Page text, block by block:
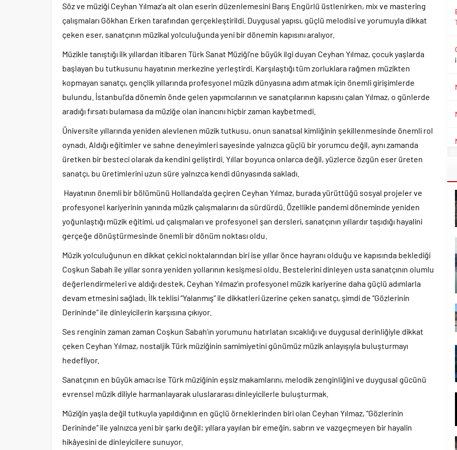
Söz ve müziği Ceyhan Yılmaz’a ait olan eserin düzenlemesini Barış Engürlü üstlenirken, mix ve mastering
çalışmaları Gökhan Erken tarafından gerçekleştirildi. Duygusal yapısı, güçlü melodisi ve yorumuyla dikkat
çeken eser, sanatçının müzikal yolculuğunda yeni bir dönemin kapısını aralıyor.
Müzikle tanıştığı ilk yıllardan itibaren Türk Sanat Müziği’ne büyük ilgi duyan Ceyhan Yılmaz, çocuk yaşlarda
başlayan bu tutkusunu hayatının merkezine yerleştirdi. Karşılaştığı tüm zorluklara rağmen müzikten
kopmayan sanatçı, gençlik yıllarında profesyonel müzik dünyasına adım atmak için önemli girişimlerde
bulundu. İstanbul’da dönemin önde gelen yapımcılarının ve sanatçılarının kapısını çalan Yılmaz, o günlerde
aradığı fırsatı bulamasa da müziğe olan inancını hiçbir zaman kaybetmedi.
Üniversite yıllarında yeniden alevlenen müzik tutkusu, onun sanatsal kimliğinin şekillenmesinde önemli rol
oynadı. Aldığı eğitimler ve sahne deneyimleri sayesinde yalnızca güçlü bir yorumcu değil, aynı zamanda
üretken bir besteci olarak da kendini geliştirdi. Yıllar boyunca onlarca değil, yüzlerce özgün eser üreten
sanatçı, bu üretimlerini uzun süre yalnızca kendi dünyasında sakladı.
Hayatının önemli bir bölümünü Hollanda’da geçiren Ceyhan Yılmaz, burada yürüttüğü sosyal projeler ve
profesyonel kariyerinin yanında müzik çalışmalarını da sürdürdü. Özellikle pandemi döneminde yeniden
yoğunlaştığı müzik eğitimi, ud çalışmaları ve profesyonel şan dersleri, sanatçının yıllardır taşıdığı hayalini
gerçeğe dönüştürmesinde önemli bir dönüm noktası oldu.
Müzik yolculuğunun en dikkat çekici noktalarından biri ise yıllar önce hayranı olduğu ve kapısında beklediği
Coşkun Sabah ile yıllar sonra yeniden yollarının kesişmesi oldu. Bestelerini dinleyen usta sanatçının olumlu
değerlendirmeleri ve aldığı destek, Ceyhan Yılmaz’ın profesyonel müzik kariyerine daha güçlü adımlarla
devam etmesini sağladı. İlk teklisi “Yalanmış” ile dikkatleri üzerine çeken sanatçı, şimdi de “Gözlerinin
Derininde” ile dinleyicilerin karşısına çıkıyor.
Ses renginin zaman zaman Coşkun Sabah’ın yorumunu hatırlatan sıcaklığı ve duygusal derinliğiyle dikkat
çeken Ceyhan Yılmaz, nostaljik Türk müziğinin samimiyetini günümüz müzik anlayışıyla buluşturmayı
hedefliyor.
Sanatçının en büyük amacı ise Türk müziğinin eşsiz makamlarını, melodik zenginliğini ve duygusal gücünü
evrensel müzik diliyle harmanlayarak uluslararası dinleyicilerle buluşturmak.
Müziğin yaşla değil tutkuyla yapıldığının en güçlü örneklerinden biri olan Ceyhan Yılmaz, “Gözlerinin
Derininde” ile yalnızca yeni bir şarkı değil; yıllara yayılan bir emeğin, sabrın ve vazgeçmeyen bir hayalin
hikâyesini de dinleyicilere sunuyor.